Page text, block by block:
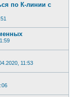
по К-линии с
11:53